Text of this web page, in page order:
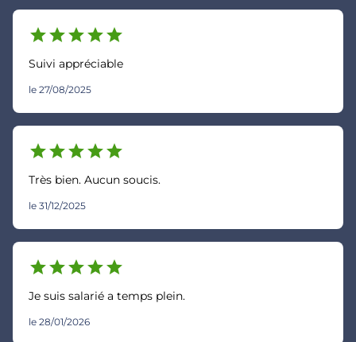
starstarstarstarstar
Suivi appréciable
le 27/08/2025
starstarstarstarstar
Très bien. Aucun soucis.
le 31/12/2025
starstarstarstarstar
Je suis salarié a temps plein.
le 28/01/2026